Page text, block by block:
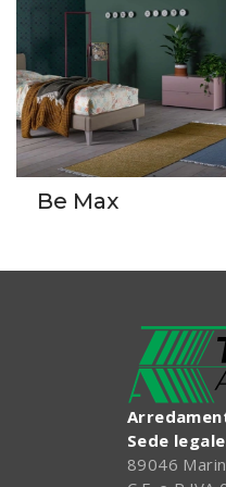
Be Max
Sede legale
89046